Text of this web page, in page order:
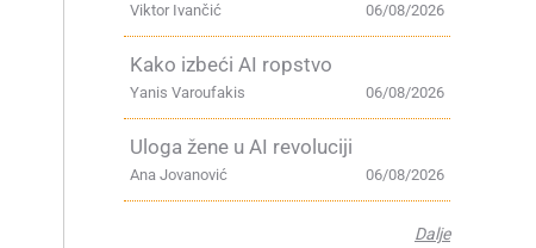
06/08/2026
Viktor Ivančić
Kako izbeći AI ropstvo
06/08/2026
Yanis Varoufakis
Uloga žene u AI revoluciji
06/08/2026
Ana Jovanović
Dalje